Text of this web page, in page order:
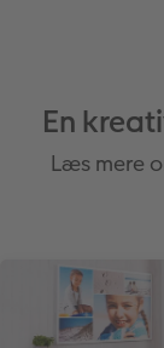
En
Læs mere